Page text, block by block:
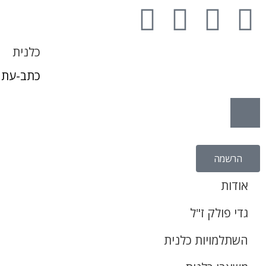
כלנית
כתב-עת
הרשמה
אודות
גדי פולק ז"ל
השתלמויות כלנית